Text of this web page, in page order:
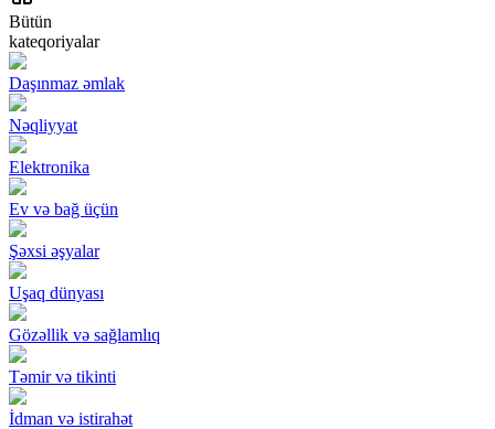
Bütün
kateqoriyalar
Daşınmaz əmlak
Nəqliyyat
Elektronika
Ev və bağ üçün
Şəxsi əşyalar
Uşaq dünyası
Gözəllik və sağlamlıq
Təmir və tikinti
İdman və istirahət